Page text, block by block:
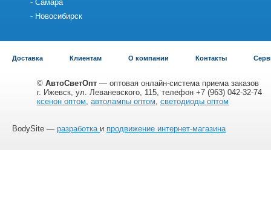
Самара
Новосибирск
Доставка Клиентам О компании Контакты
© АвтоСветОпт — оптовая онлайн-система приема заказов
г. Ижевск, ул. Леваневского, 115, телефон +7 (963) 042-32-74
ксенон оптом, автолампы оптом, светодиоды оптом
BodySite — разработка и продвижение интернет-магазина